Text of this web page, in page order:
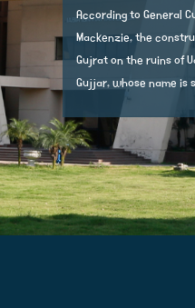
According to General
Mackenzie, the
Gujrat on the ruins of
Gujjar, whose name is